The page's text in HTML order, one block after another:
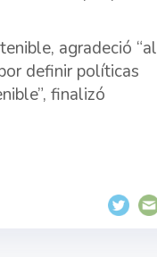
agradeció “al
definir políticas
finalizó